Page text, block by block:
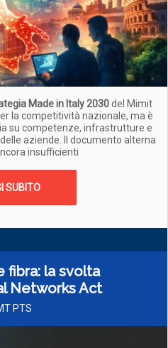
Made in Italy 2030del Mimit
la competitività nazionale, ma è
su competenze, infrastrutture e
aziende. Il documento alterna
insufficienti
SUBITO
fibra: la svolta
Networks Act
PTS